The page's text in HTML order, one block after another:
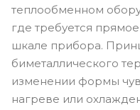
теплообменном
где требуется
шкале прибора.
биметаллического
изменении формы
нагреве или